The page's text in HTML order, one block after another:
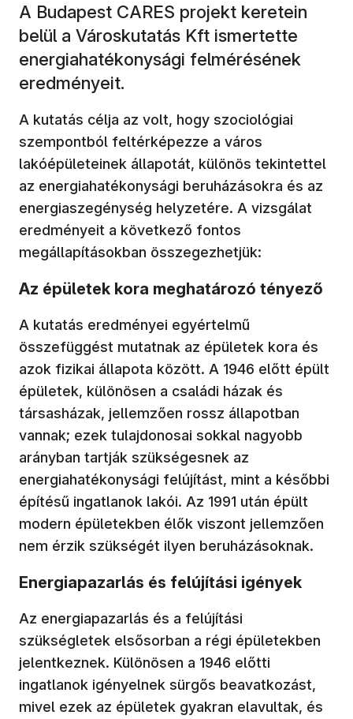
A Budapest CARES projekt keretein
belül a Városkutatás Kft ismertette
energiahatékonysági felmérésének
eredményeit.
A kutatás célja az volt, hogy szociológiai
szempontból feltérképezze a város
lakóépületeinek állapotát, különös tekintettel
az energiahatékonysági beruházásokra és az
energiaszegénység helyzetére. A vizsgálat
eredményeit a következő fontos
megállapításokban összegezhetjük:
Az épületek kora meghatározó tényező
A kutatás eredményei egyértelmű
összefüggést mutatnak az épületek kora és
azok fizikai állapota között. A 1946 előtt épült
épületek, különösen a családi házak és
társasházak, jellemzően rossz állapotban
vannak; ezek tulajdonosai sokkal nagyobb
arányban tartják szükségesnek az
energiahatékonysági felújítást, mint a későbbi
építésű ingatlanok lakói. Az 1991 után épült
modern épületekben élők viszont jellemzően
nem érzik szükségét ilyen beruházásoknak.
‍Energiapazarlás és felújítási igények
Az energiapazarlás és a felújítási
szükségletek elsősorban a régi épületekben
jelentkeznek. Különösen a 1946 előtti
ingatlanok igényelnek sürgős beavatkozást,
mivel ezek az épületek gyakran elavultak, és